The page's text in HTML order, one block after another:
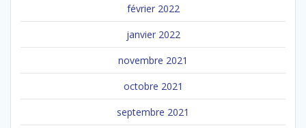
février 2022
janvier 2022
novembre 2021
octobre 2021
septembre 2021